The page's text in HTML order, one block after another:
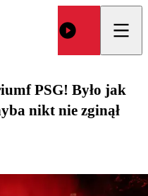
PSG! Było jak
nikt nie zginął